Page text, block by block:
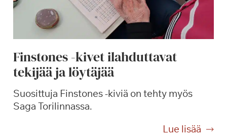
m
i
e
l
Finstones -kivet ilahduttavat
tekijää ja löytäjää
Suosittuja Finstones -kiviä on tehty myös
Saga Torilinnassa.
Lue lisää
F